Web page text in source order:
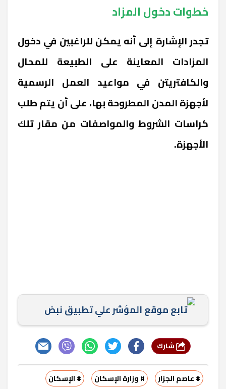
خطوات دخول المزاد
تجدر الإشارة إلى أنه يمكن للراغبين في دخول
المزادات المعاينة على الطبيعة للمحال
والكافتريتن في مواعيد العمل الرسمية
لأجهزة المدن المطروحة بها، على أن يتم طلب
كراسات الشروط والمواصفات من مقار تلك
الأجهزة.
تابع موقع المؤشر علي تطبيق نبض
# عاصم الجزار # وزارة الإسكان
# الإسكان